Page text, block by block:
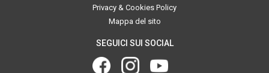
Privacy & Cookies Policy
Mappa del sito
SEGUICI SUI SOCIAL